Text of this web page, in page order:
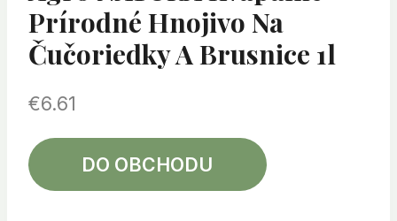
Prírodné Hnojivo Na
Čučoriedky A Brusnice 1l
€6.61
DO OBCHODU